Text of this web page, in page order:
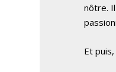
nôtre.
Et